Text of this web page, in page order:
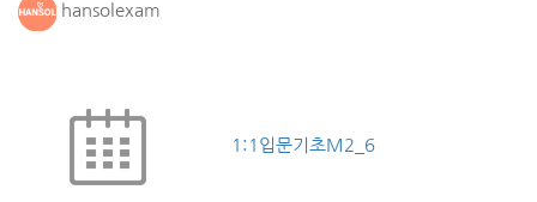
hansolexam
1:1입문기초M2_6